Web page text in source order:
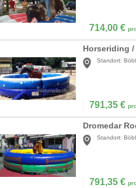
714,00 €
Horseriding
Standort:
791,35 €
Dromedar
Standort:
791,35 €